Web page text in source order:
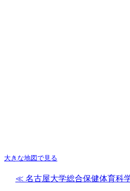
大きな地図で見る
≪ 名古屋大学総合保健体育科